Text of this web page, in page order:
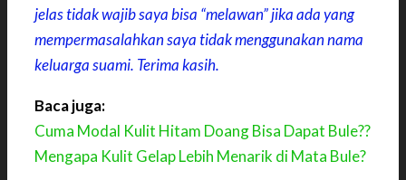
jelas tidak wajib saya bisa “melawan” jika ada yang
mempermasalahkan saya tidak menggunakan nama
keluarga suami. Terima kasih.
Baca juga:
Cuma Modal Kulit Hitam Doang Bisa Dapat Bule??
Mengapa Kulit Gelap Lebih Menarik di Mata Bule?